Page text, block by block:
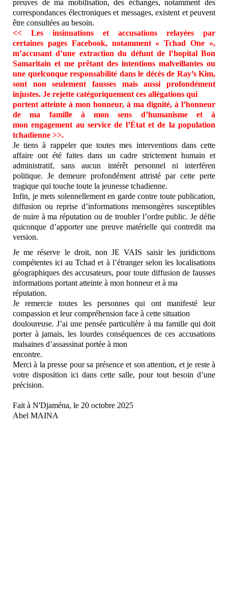
preuves de ma mobilisation, des échanges, notamment des
correspondances électroniques et messages, existent et peuvent
être consultées au besoin.
<< Les insinuations et accusations relayées par
certaines pages Facebook, notamment « Tchad One »,
m’accusant d’une extraction du défunt de l’hopital Bon
Samaritain et me prêtant des intentions malveillantes ou
une quelconque responsabilité dans le décès de Ray’s Kim,
sont non seulement fausses mais aussi profondément
injustes. Je rejette catégoriquement ces allégations qui
portent atteinte à mon honneur, à ma dignité, à l’honneur
de ma famille à mon sens d’humanisme et à
monengagement au service de l’État et de la population
tchadienne >>.
Je tiens à rappeler que toutes mes interventions dans cette
affaire ont été faites dans un cadre strictement humain et
administratif, sans aucun intérêt personnel ni interféren
politique. Je demeure profondément attristé par cette perte
tragique qui touche toute la jeunesse tchadienne.
Infin, je mets solennellement en garde contre toute publication,
diffusion ou reprise d’informations mensongères susceptibles
de nuire à ma réputation ou de troubler l’ordre public. Je défie
quiconque d’apporter une preuve matérielle qui contredit ma
version.
Je me réserve le droit, non JE VAIS saisir les juridictions
compétentes ici auTchad et à l’étranger selon les localisations
géographiques des accusateurs, pour toute diffusion de fausses
informations portant atteinte à mon honneur et à ma
réputation.
Je remercie toutes les personnes qui ont manifesté leur
compassion et leur compréhension face à cette situation
douloureuse. J’ai une pensée particulière à ma famille qui doit
porter à jamais, les lourdes conséquences de ces accusations
malsaines d’assassinat portée à mon
encontre.
Merci à la presse pour sa présence et son attention, et je reste à
votre disposition ici dans cette salle, pour tout besoin d’une
précision.
Fait à N'Djaména, le 20 octobre 2025
Abel MAINA